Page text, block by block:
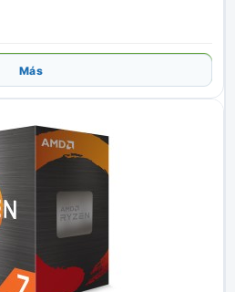
Añadir
Más